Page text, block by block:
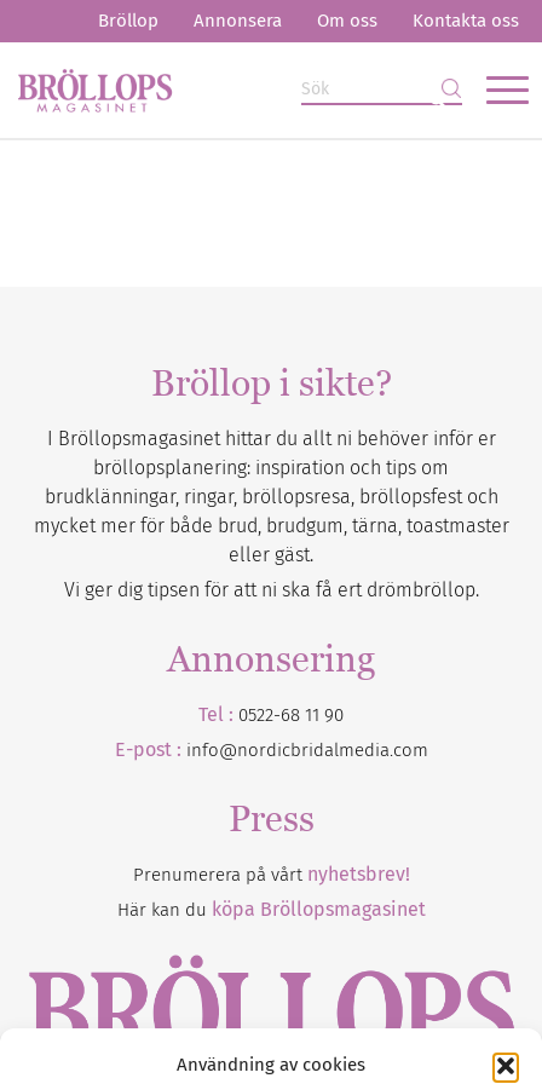
Användning av cookies
Bröllop Annonsera Om oss Kontakta oss
Bröllop i sikte?
I Bröllopsmagasinet hittar du allt ni behöver inför er
bröllopsplanering: inspiration och tips om
brudklänningar, ringar, bröllopsresa, bröllopsfest och
mycket mer för både brud, brudgum, tärna, toastmaster
eller gäst.
Vi ger dig tipsen för att ni ska få ert drömbröllop.
Annonsering
Tel : 0522-68 11 90
E-post : info@nordicbridalmedia.com
Press
Prenumerera på vårt nyhetsbrev!
Här kan du köpa Bröllopsmagasinet